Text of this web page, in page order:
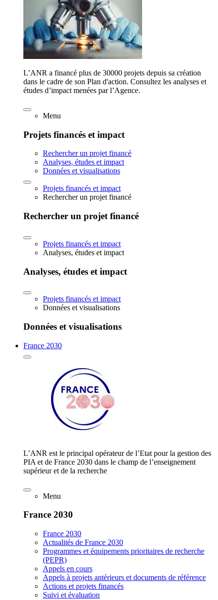
L’ANR a financé plus de 30000 projets depuis sa création
dans le cadre de son Plan d'action. Consultez les analyses et
études d’impact menées par l’Agence.
Menu
Projets financés et impact
Rechercher un projet financé
Analyses, études et impact
Données et visualisations
Projets financés et impact
Rechercher un projet financé
Rechercher un projet financé
Projets financés et impact
Analyses, études et impact
Analyses, études et impact
Projets financés et impact
Données et visualisations
Données et visualisations
France 2030
L’ANR est le principal opérateur de l’Etat pour la gestion des
PIA et de France 2030 dans le champ de l’enseignement
supérieur et de la recherche
Menu
France 2030
France 2030
Actualités de France 2030
Programmes et équipements prioritaires de recherche
(PEPR)
Appels en cours
Appels à projets antérieurs et documents de référence
Actions et projets financés
Suivi et évaluation